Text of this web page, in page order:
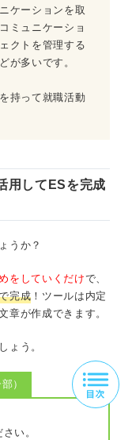
ケーションを取
ミュニケーショ
クトを管理する
が多いです。
持って就職活動
用してESを完成
うか？
をしていくだけで、
完成 ！ツールは内定
章が作成できます。
ょう。
）
い。